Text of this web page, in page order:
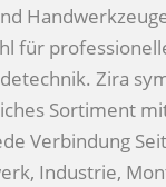
für
Zira
Sortiment
Verbindung
Industrie,